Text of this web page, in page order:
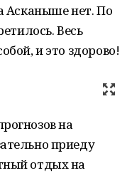
Асканыше нет. По
Весь
и это здорово!
на
приеду
отдых на